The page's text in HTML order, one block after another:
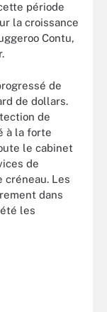
période
la croissance
Contu,
de
de dollars.
de
à la forte
le cabinet
de
créneau. Les
dans
les